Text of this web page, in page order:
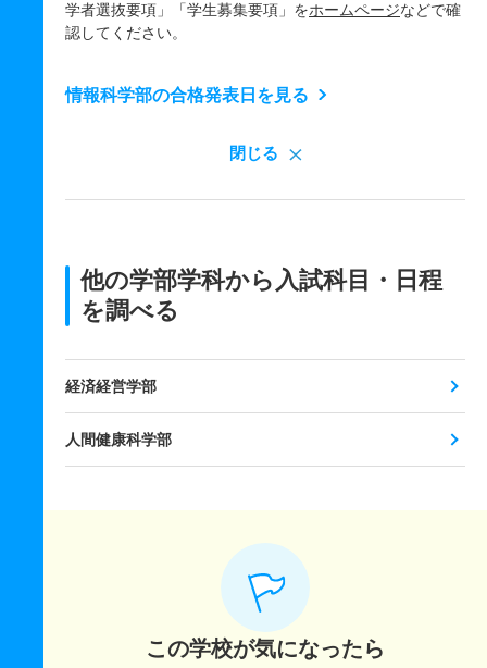
学者選抜要項」「学生募集要項」をホームページなどで確
認してください。
情報科学部の合格発表日を見る
閉じる
他の学部学科から入試科目・日程
を調べる
経済経営学部
人間健康科学部
この学校が気になったら